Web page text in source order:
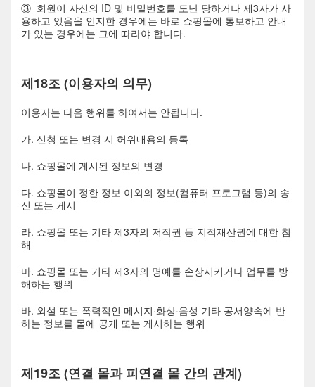
③ 회원이 자신의 ID 및 비밀번호를 도난 당하거나 제3자가 사
용하고 있음을 인지한 경우에는 바로 쇼핑몰에 통보하고 안내
가 있는 경우에는 그에 따라야 합니다.
제18조 (이용자의 의무)
이용자는 다음 행위를 하여서는 안됩니다.
가. 신청 또는 변경 시 허위내용의 등록
나. 쇼핑몰에 게시된 정보의 변경
다. 쇼핑몰이 정한 정보 이외의 정보(컴퓨터 프로그램 등)의 송
신 또는 게시
라. 쇼핑몰 또는 기타 제3자의 저작권 등 지적재산권에 대한 침
해
마. 쇼핑몰 또는 기타 제3자의 명예를 손상시키거나 업무를 방
해하는 행위
바. 외설 또는 폭력적인 메시지·화상·음성 기타 공서양속에 반
하는 정보를 몰에 공개 또는 게시하는 행위
제19조 (연결 몰과 피연결 몰 간의 관계)